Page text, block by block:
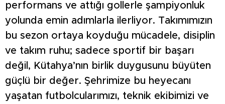
performans ve attığı gollerle şampiyonluk
yolunda emin adımlarla ilerliyor. Takımımızın
bu sezon ortaya koyduğu mücadele, disiplin
ve takım ruhu; sadece sportif bir başarı
değil, Kütahya’nın birlik duygusunu büyüten
güçlü bir değer. Şehrimize bu heyecanı
yaşatan futbolcularımızı, teknik ekibimizi ve